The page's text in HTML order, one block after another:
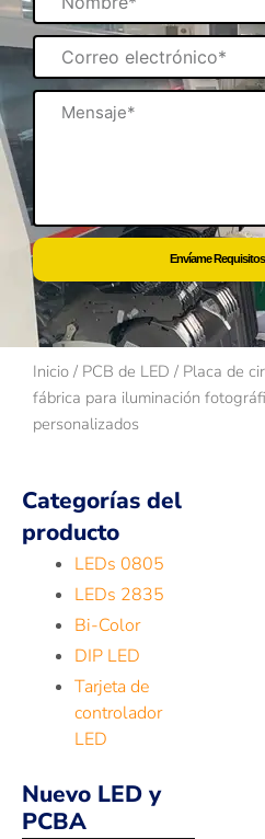
Correo
electrónico
Mensaje
Envíame
Inicio / PCB de LED / Placa de
fábrica para iluminación
personalizados
Categorías del
producto
LEDs 0805
LEDs 2835
Bi-Color
DIP LED
Tarjeta de
controlador
LED
Nuevo LED y
PCBA